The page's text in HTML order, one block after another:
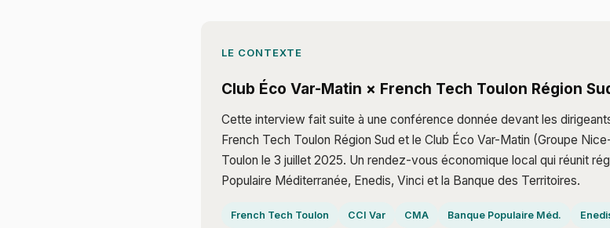
LE CONTEXTE
Club Éco Var-Matin × French Tech Toulon Région
Cette interview fait suite à une conférence donnée devant les
French Tech Toulon Région Sud et le Club Éco Var-Matin (Groupe
Toulon le 3 juillet 2025. Un rendez-vous économique local qui réunit
Populaire Méditerranée, Enedis, Vinci et la Banque des Territoires.
French Tech Toulon CCI Var CMA Banque Populaire Méd.